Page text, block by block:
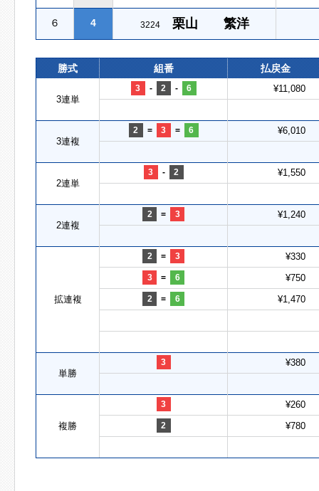
６ 4 3224 栗山 繁洋
勝式 組番 払戻金
3連単
3 - 2 - 6 ¥11,080
3連複
2 = 3 = 6 ¥6,010
2連単
3 - 2 ¥1,550
2連複
2 = 3 ¥1,240
拡連複
2 = 3 ¥330
3 = 6 ¥750
2 = 6 ¥1,470
単勝
3 ¥380
複勝
3 ¥260
2 ¥780